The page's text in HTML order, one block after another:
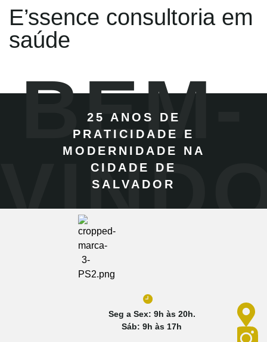
E’ssence consultoria em
saúde
BEM-
25 ANOS DE
PRATICIDADE E
MODERNIDADE NA
CIDADE DE
SALVADOR
Seg a Sex: 9h às 20h.
Sáb: 9h às 17h